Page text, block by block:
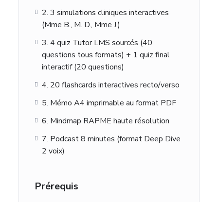
2. 3 simulations cliniques interactives
(Mme B., M. D., Mme J.)
3. 4 quiz Tutor LMS sourcés (40
questions tous formats) + 1 quiz final
interactif (20 questions)
4. 20 flashcards interactives recto/verso
5. Mémo A4 imprimable au format PDF
6. Mindmap RAPME haute résolution
7. Podcast 8 minutes (format Deep Dive
2 voix)
Prérequis